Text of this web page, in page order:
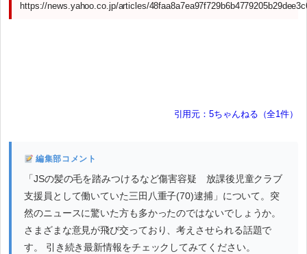
https://news.yahoo.co.jp/articles/
引用元：5ちゃんねる（全1件）
編集部コメント
「JSの髪の毛を踏みつけるなど傷害容疑 放課後児童クラブ
支援員として働いていた三田八重子(70)逮捕」について。突
然のニュースに驚いた方も多かったのではないでしょうか。
さまざまな意見が飛び交っており、考えさせられる話題で
す。 引き続き最新情報をチェックしてみてください。